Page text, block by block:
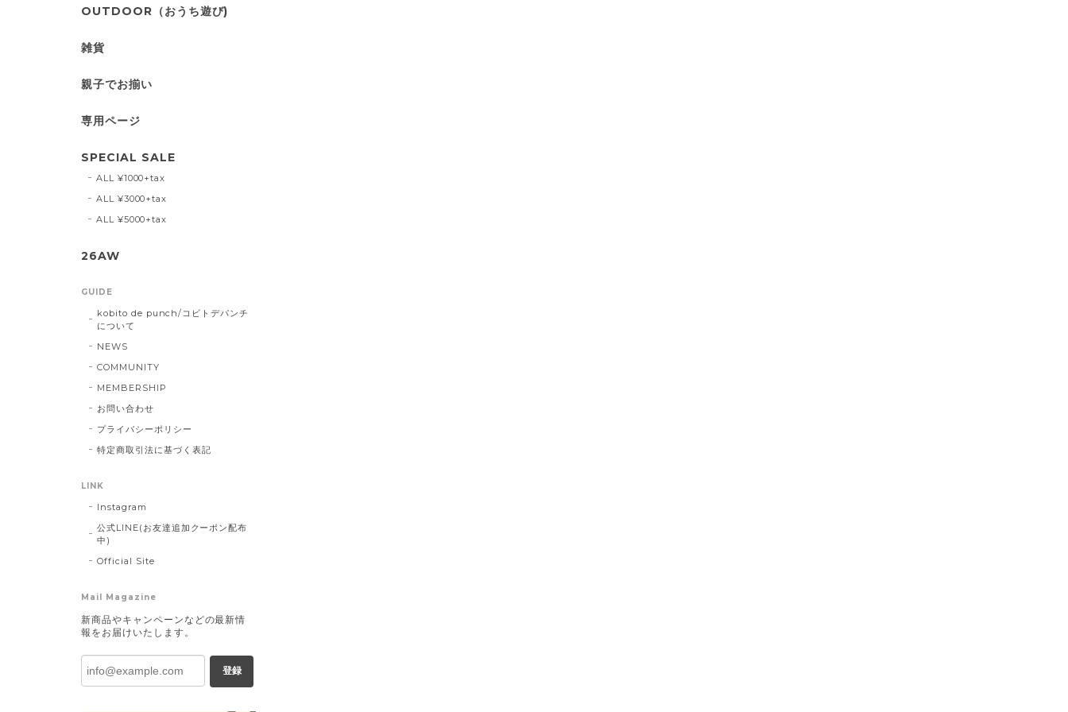
OUTDOOR（おうち遊び)
雑貨
親子でお揃い
専用ページ
SPECIAL SALE
ALL ¥1000+tax
ALL ¥3000+tax
ALL ¥5000+tax
26AW
GUIDE
kobito de punch/コビトデパンチ
について
NEWS
COMMUNITY
MEMBERSHIP
お問い合わせ
プライバシーポリシー
特定商取引法に基づく表記
LINK
Instagram
公式LINE(お友達追加クーポン配布
中)
Official Site
Mail Magazine
新商品やキャンペーンなどの最新情
報をお届けいたします。
登録